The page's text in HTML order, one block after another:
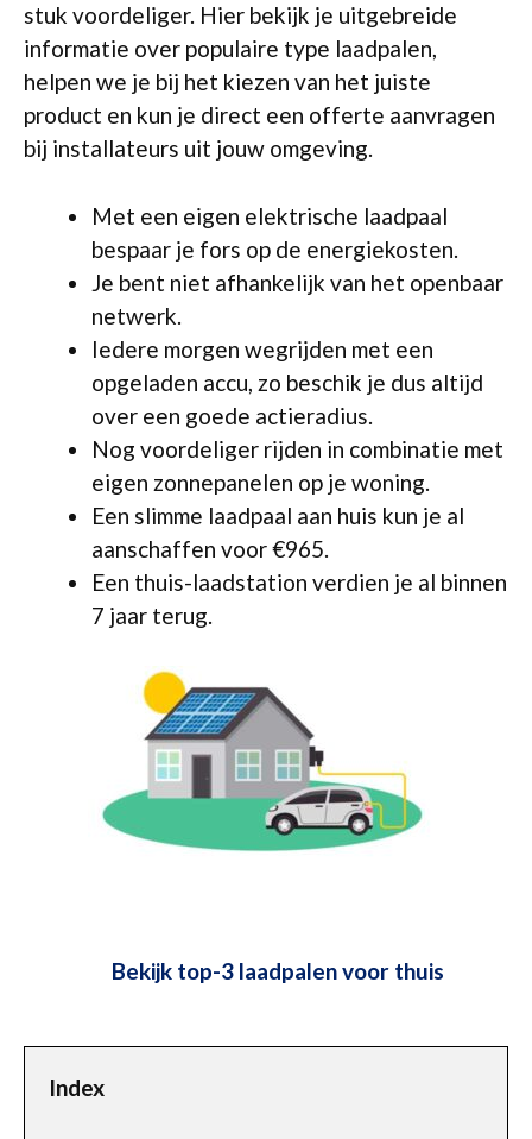
stuk voordeliger. Hier bekijk je uitgebreide
informatie over populaire type laadpalen,
helpen we je bij het kiezen van het juiste
product en kun je direct een offerte aanvragen
bij installateurs uit jouw omgeving.
Met een eigen elektrische laadpaal
bespaar je fors op de energiekosten.
Je bent niet afhankelijk van het openbaar
netwerk.
Iedere morgen wegrijden met een
opgeladen accu, zo beschik je dus altijd
over een goede actieradius.
Nog voordeliger rijden in combinatie met
eigen zonnepanelen op je woning.
Een slimme laadpaal aan huis kun je al
aanschaffen voor €965.
Een thuis-laadstation verdien je al binnen
7 jaar terug.
Bekijk top-3 laadpalen voor thuis
Index